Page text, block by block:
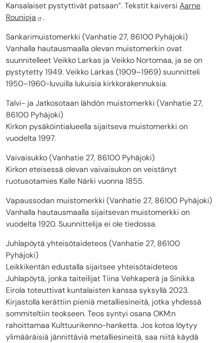
Kansalaiset pystyttivät patsaan”. Tekstit kaiversi Aarne
Rounioja
.
Sankarimuistomerkki (Vanhatie 27, 86100 Pyhäjoki)
Vanhalla hautausmaalla olevan muistomerkin ovat
suunnitelleet Veikko Larkas ja Veikko Nortomaa, ja se on
pystytetty 1949. Veikko Larkas (1909–1969) suunnitteli
1950–1960-luvuilla lukuisia kirkkorakennuksia.
Talvi- ja Jatkosotaan lähdön muistomerkki (Vanhatie 27,
86100 Pyhäjoki)
Kirkon pysäköintialueella sijaitseva muistomerkki on
vuodelta 1997.
Vaivaisukko (Vanhatie 27, 86100 Pyhäjoki)
Kirkon eteisessä olevan vaivaisukon on veistänyt
ruotusotamies Kalle Närki vuonna 1855.
Vapaussodan muistomerkki (Vanhatie 27, 86100 Pyhäjoki)
Vanhalla hautausmaalla sijaitsevan muistomerkki on
vuodelta 1920. Suunnittelija ei ole tiedossa.
Juhlapöytä yhteisötaideteos (Vanhatie 27, 86100
Pyhäjoki)
Leikkikentän edustalla sijaitsee yhteisötaideteos
Juhlapöytä, jonka taiteilijat Tiina Vehkaperä ja Sinikka
Eirola toteuttivat kuntalaisten kanssa syksyllä 2023.
Kirjastolla kerättiin pieniä metalliesineitä, jotka yhdessä
sommiteltiin teokseen. Teos syntyi osana OKM:n
rahoittamaa Kulttuurikenno-hanketta. Jos kotoa löytyy
ylimääräisiä jännittäviä metalliesineitä, saa niitä käydä